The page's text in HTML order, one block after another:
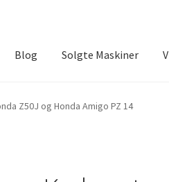
Blog Solgte Maskiner
Z50J og Honda Amigo PZ 14